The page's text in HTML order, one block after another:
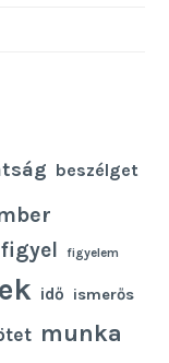
beszélget
figyel figyelem
idő ismerős
munka